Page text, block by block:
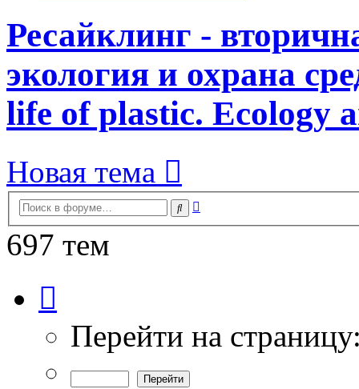
Ресайклинг -
экология и охрана
life of plastic. Ecology
Новая тема
Поиск
697 тем
из
Перейти на